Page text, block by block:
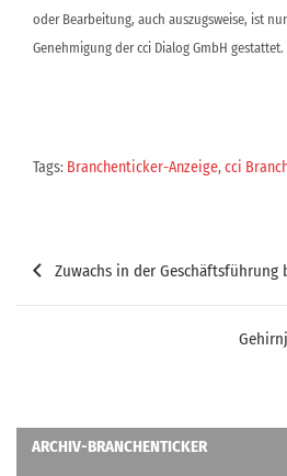
oder Bearbeitung, auch auszugsweise, ist
Genehmigung der cci Dialog GmbH gestattet.
Tags: Branchenticker-Anzeige,cci
Beitragsnavigation
Zuwachs in der Geschäftsführung
ARCHIV-BRANCHENTICKER